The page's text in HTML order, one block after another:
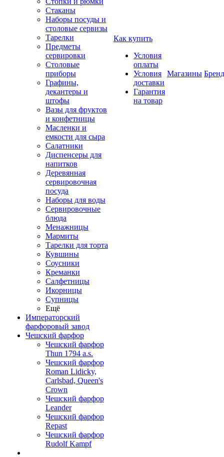
Стаканы
Наборы посуды и
столовые сервизы
Тарелки
Предметы
сервировки
Столовые
приборы
Графины,
декантеры и
штофы
Вазы для фруктов
и конфетницы
Масленки и
емкости для сыра
Салатники
Диспенсеры для
напитков
Деревянная
сервировочная
посуда
Наборы для воды
Сервировочные
блюда
Менажницы
Мармиты
Тарелки для торта
Кувшины
Соусники
Креманки
Салфетницы
Икорницы
Супницы
Ещё
Императорский
фарфоровый завод
Чешский фарфор
Чешский фарфор
Thun 1794 a.s.
Чешский фарфор
Roman Lidicky,
Carlsbad, Queen's
Crown
Чешский фарфор
Leander
Чешский фарфор
Repast
Чешский фарфор
Rudolf Kampf
Как купить
Условия
оплаты
Условия
доставки
Гарантия
на товар
Магазины